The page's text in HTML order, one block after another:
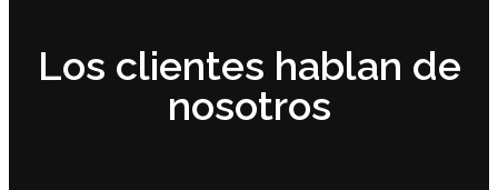
Los clientes hablan de
nosotros